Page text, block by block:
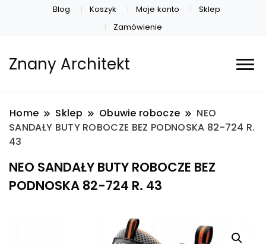
Blog Koszyk Moje konto
Sklep
Zamówienie
Znany Architekt
Home Sklep Obuwie robocze
NEO
SANDAŁY BUTY ROBOCZE BEZ PODNOSKA 82-724 R.
43
NEO SANDAŁY BUTY ROBOCZE BEZ
PODNOSKA 82-724 R. 43